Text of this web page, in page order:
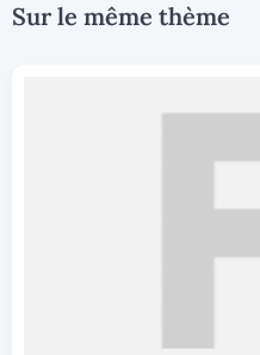
Sur le même thème